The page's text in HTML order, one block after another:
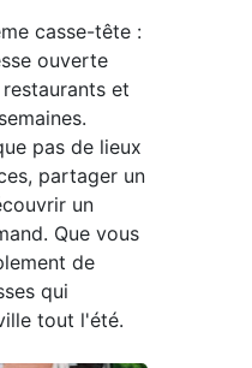
casse-tête :
ouverte
et
pas de lieux
partager un
un
Que vous
de
qui
tout l'été.